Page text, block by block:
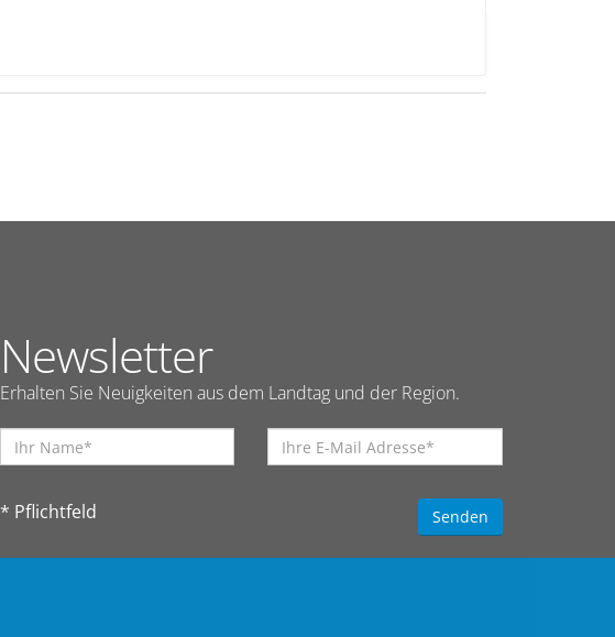
Newsletter
Erhalten Sie Neuigkeiten aus dem Landtag und der Region.
* Pflichtfeld